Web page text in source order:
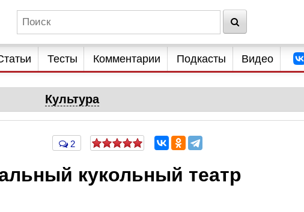
Тесты Комментарии Подкасты Видео
Культура
2
кукольный театр